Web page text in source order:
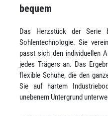
bequem
Das Herzstück der Serie
Sohlentechnologie. Sie
passt sich den individuellen
jedes Trägers an. Das
flexible Schuhe, die den
Sie auf hartem
unebenem Untergrund